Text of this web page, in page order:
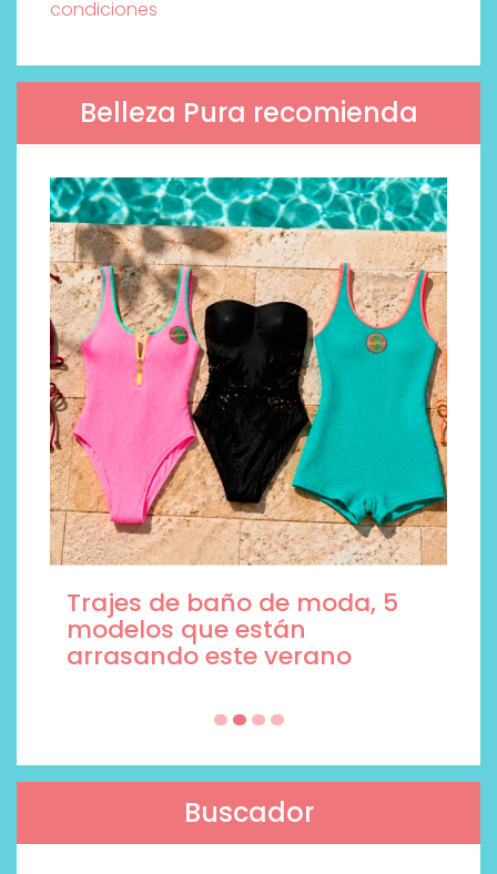
condiciones
Belleza Pura recomienda
Trajes de baño de moda, 5
modelos que están
arrasando este verano
Buscador